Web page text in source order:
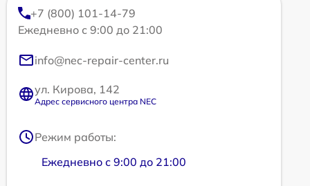
+7 (800) 101-14-79
Ежедневно с 9:00 до 21:00
info@nec-repair-center.ru
ул. Кирова, 142
Адрес сервисного центра NEC
Режим работы:
Ежедневно с 9:00 до 21:00